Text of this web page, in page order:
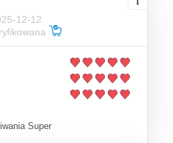
12-12
Super